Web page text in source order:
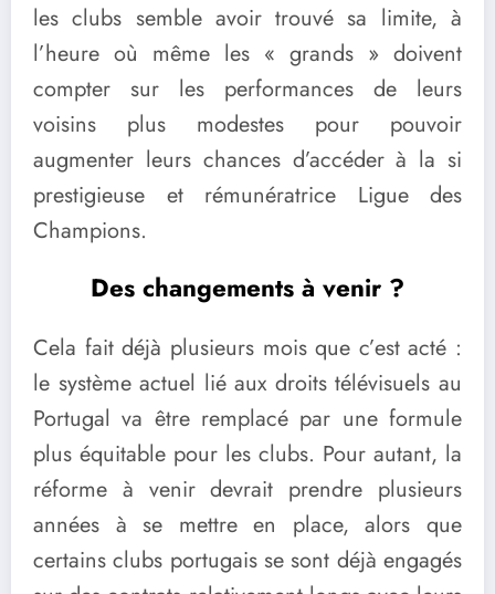
les clubs semble avoir trouvé sa limite, à
l’heure où même les « grands » doivent
compter sur les performances de leurs
voisins plus modestes pour pouvoir
augmenter leurs chances d’accéder à la si
prestigieuse et rémunératrice Ligue des
Champions.
Des changements à venir ?
Cela fait déjà plusieurs mois que c’est acté :
le système actuel lié aux droits télévisuels au
Portugal va être remplacé par une formule
plus équitable pour les clubs. Pour autant, la
réforme à venir devrait prendre plusieurs
années à se mettre en place, alors que
certains clubs portugais se sont déjà engagés